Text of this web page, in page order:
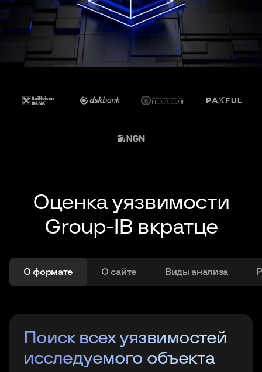
Оценка уязвимости
Group-IB вкратце
О формате О сайте Виды анализа
Результаты оценки
уязвимости
Поиск всех уязвимостей
исследуемого объекта
Об оценке уязвимости
Всесторонние проверки исследуемой
Услуги по оценке
уязвимости
Результаты оценки
уязвимости
Поиск всех уязвимостей
исследуемого объекта